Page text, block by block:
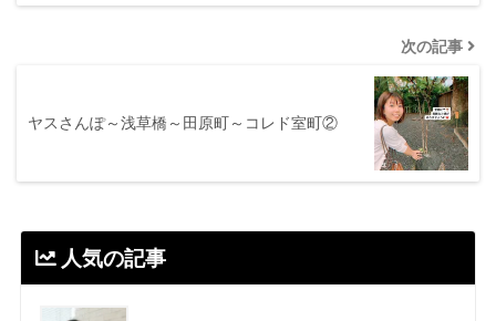
次の記事
ヤスさんぽ～浅草橋～田原町～コレド室町②
人気の記事